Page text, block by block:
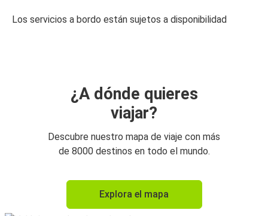
Los servicios a bordo están sujetos a disponibilidad
¿A dónde quieres
viajar?
Descubre nuestro mapa de viaje con más
de 8000 destinos en todo el mundo.
Explora el mapa